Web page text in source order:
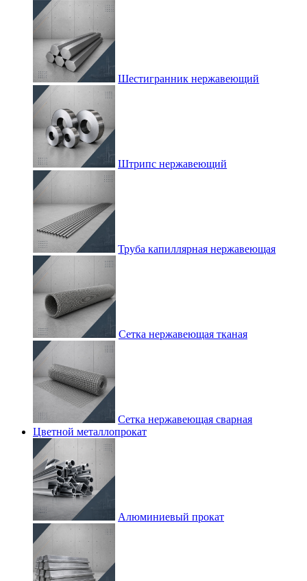
Шестигранник нержавеющий
Штрипс нержавеющий
Труба капиллярная нержавеющая
Сетка нержавеющая тканая
Сетка нержавеющая сварная
Цветной металлопрокат
Алюминиевый прокат